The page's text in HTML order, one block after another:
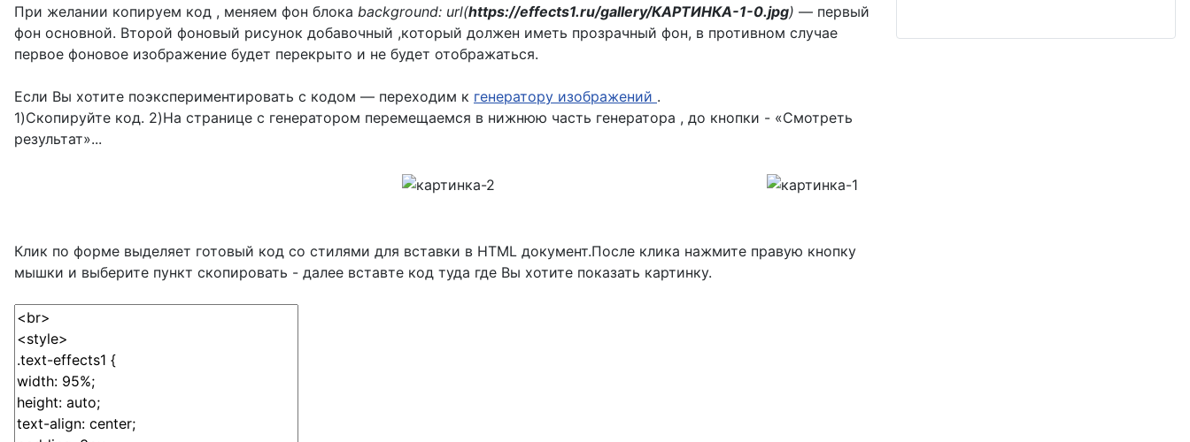
При желании копируем код , меняем фон блока background: url(https://effects1.ru/gallery/КАРТИНКА-1-0.jpg) — первый
фон основной. Второй фоновый рисунок добавочный ,который должен иметь прозрачный фон, в противном случае
первое фоновое изображение будет перекрыто и не будет отображаться.
Если Вы хотите поэкспериментировать с кодом — переходим к генератору изображений .
1)Скопируйте код. 2)На странице с генератором перемещаемся в нижнюю часть генератора , до кнопки - «Смотреть
результат»...
Клик по форме выделяет готовый код со стилями для вставки в HTML документ.После клика нажмите правую кнопку
мышки и выберите пункт скопировать - далее вставте код туда где Вы хотите показать картинку.